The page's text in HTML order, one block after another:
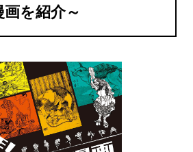
画を紹介～